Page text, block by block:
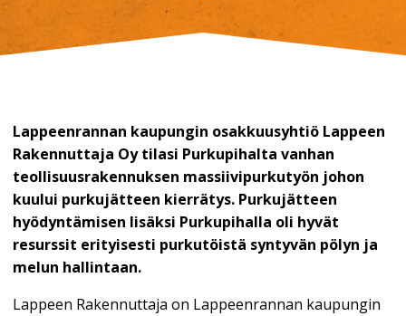
Lappeenrannan kaupungin osakkuusyhtiö Lappeen
Rakennuttaja Oy tilasi Purkupihalta vanhan
teollisuusrakennuksen massiivipurkutyön johon
kuului purkujätteen kierrätys. Purkujätteen
hyödyntämisen lisäksi Purkupihalla oli hyvät
resurssit erityisesti purkutöistä syntyvän pölyn ja
melun hallintaan.
Lappeen Rakennuttaja on Lappeenrannan kaupungin